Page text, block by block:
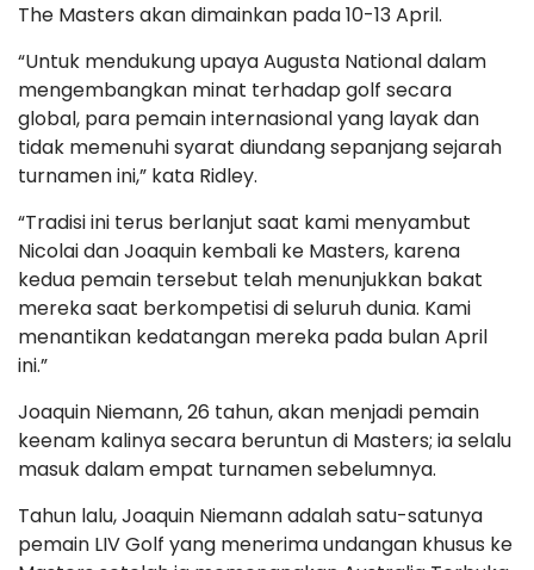
The Masters akan dimainkan pada 10-13 April.
“Untuk mendukung upaya Augusta National dalam
mengembangkan minat terhadap golf secara
global, para pemain internasional yang layak dan
tidak memenuhi syarat diundang sepanjang sejarah
turnamen ini,” kata Ridley.
“Tradisi ini terus berlanjut saat kami menyambut
Nicolai dan Joaquin kembali ke Masters, karena
kedua pemain tersebut telah menunjukkan bakat
mereka saat berkompetisi di seluruh dunia. Kami
menantikan kedatangan mereka pada bulan April
ini.”
Joaquin Niemann, 26 tahun, akan menjadi pemain
keenam kalinya secara beruntun di Masters; ia selalu
masuk dalam empat turnamen sebelumnya.
Tahun lalu, Joaquin Niemann adalah satu-satunya
pemain LIV Golf yang menerima undangan khusus ke